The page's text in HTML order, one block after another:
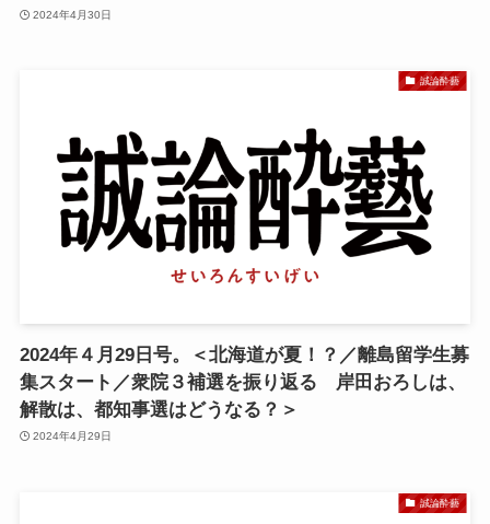
2024年4月30日
誠論酔藝
2024年４月29日号。＜北海道が夏！？／離島留学生募
集スタート／衆院３補選を振り返る 岸田おろしは、
解散は、都知事選はどうなる？＞
2024年4月29日
誠論酔藝